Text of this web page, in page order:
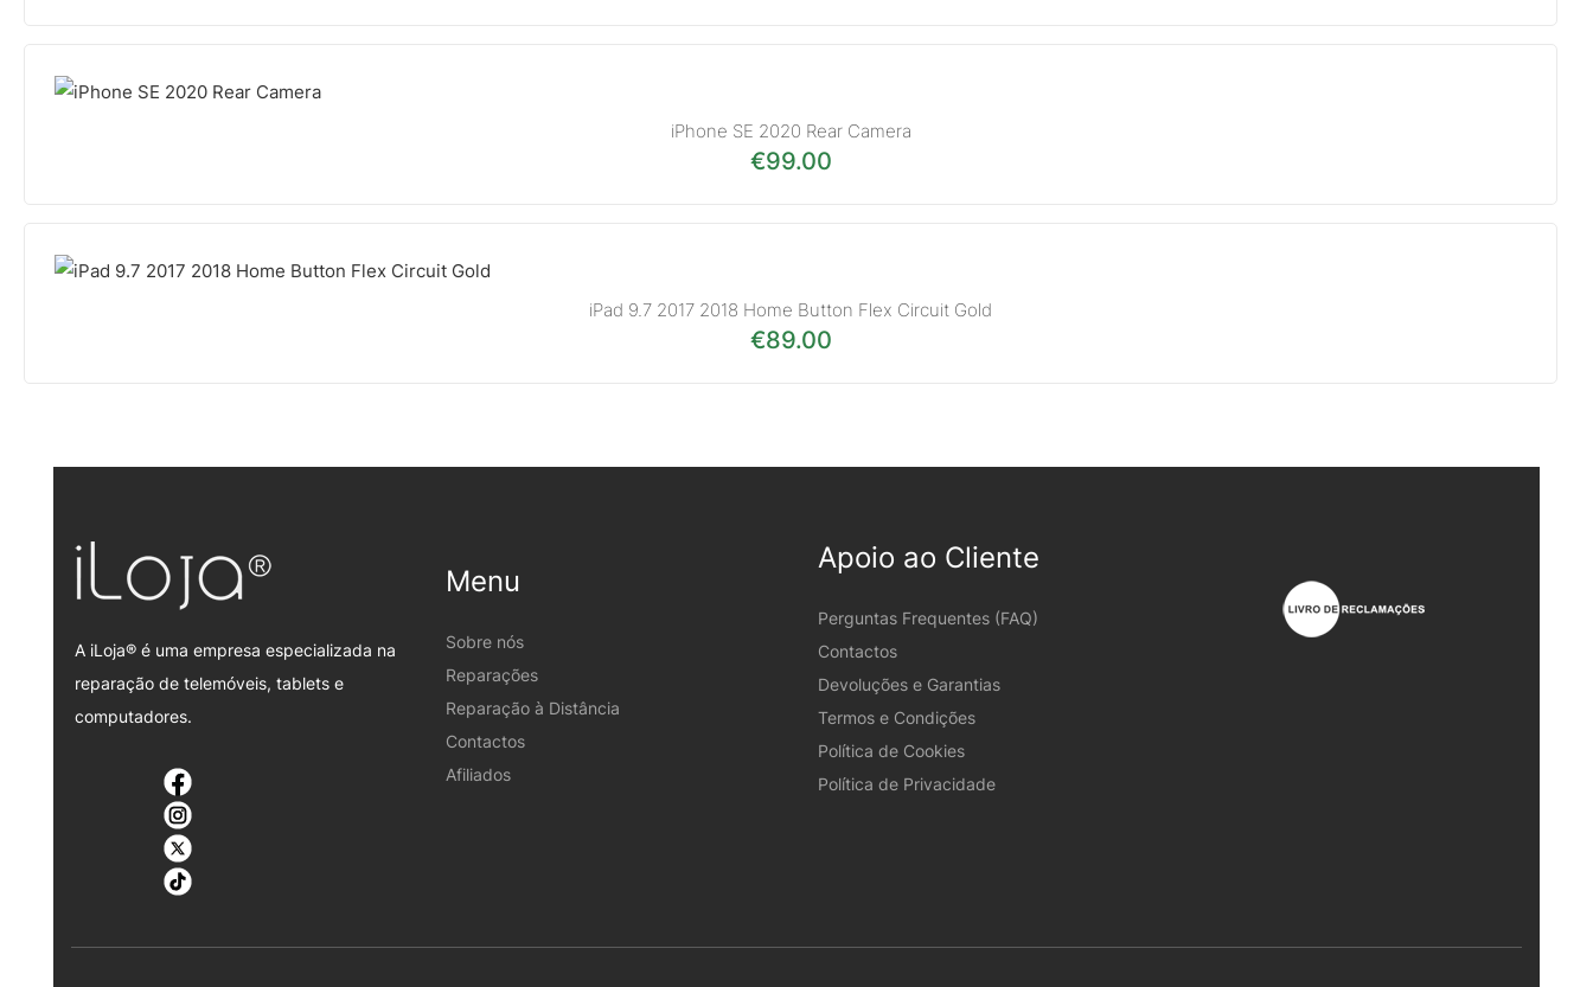
iPhone SE 2020 Rear Camera
€99.00
iPad 9.7 2017 2018 Home Button Flex Circuit Gold
€89.00
A iLoja® é uma empresa especializada na
reparação de telemóveis, tablets e
computadores.
Menu
Sobre nós
Reparações
Reparação à Distância
Contactos
Afiliados
Apoio ao Cliente
Perguntas Frequentes (FAQ)
Contactos
Devoluções e Garantias
Termos e Condições
Política de Cookies
Política de Privacidade